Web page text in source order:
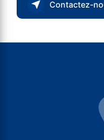
Contactez-